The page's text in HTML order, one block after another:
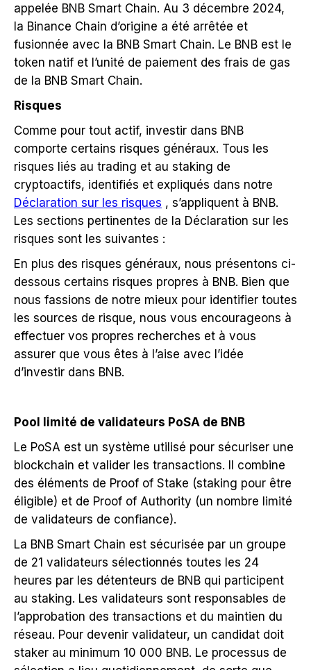
appelée BNB Smart Chain. Au 3 décembre 2024,
la Binance Chain d’origine a été arrêtée et
fusionnée avec la BNB Smart Chain. Le BNB est le
token natif et l’unité de paiement des frais de gas
de la BNB Smart Chain.
Risques
Comme pour tout actif, investir dans BNB
comporte certains risques généraux. Tous les
risques liés au trading et au staking de
cryptoactifs, identifiés et expliqués dans notre
Déclaration sur les risques , s’appliquent à BNB.
Les sections pertinentes de la Déclaration sur les
risques sont les suivantes :
En plus des risques généraux, nous présentons ci-
dessous certains risques propres à BNB. Bien que
nous fassions de notre mieux pour identifier toutes
les sources de risque, nous vous encourageons à
effectuer vos propres recherches et à vous
assurer que vous êtes à l’aise avec l’idée
d’investir dans BNB.
Pool limité de validateurs PoSA de BNB
Le PoSA est un système utilisé pour sécuriser une
blockchain et valider les transactions. Il combine
des éléments de Proof of Stake (staking pour être
éligible) et de Proof of Authority (un nombre limité
de validateurs de confiance).
La BNB Smart Chain est sécurisée par un groupe
de 21 validateurs sélectionnés toutes les 24
heures par les détenteurs de BNB qui participent
au staking. Les validateurs sont responsables de
l’approbation des transactions et du maintien du
réseau. Pour devenir validateur, un candidat doit
staker au minimum 10 000 BNB. Le processus de